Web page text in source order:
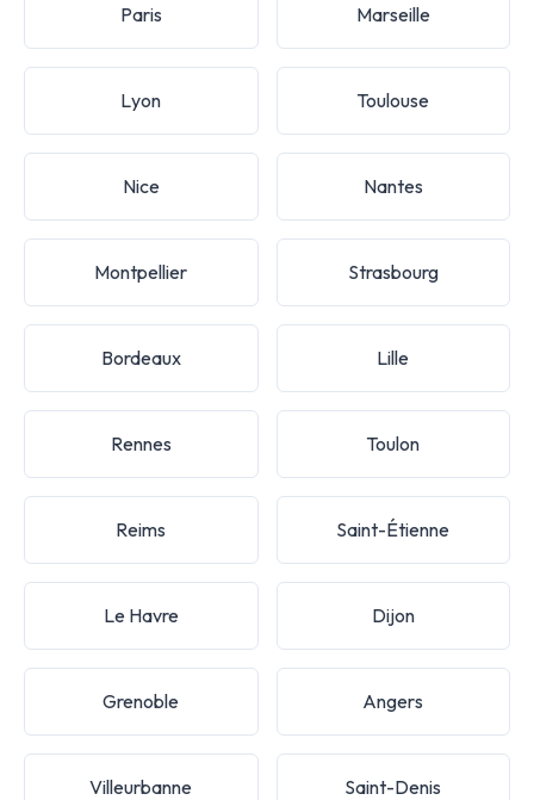
Paris Marseille
Lyon Toulouse
Nice Nantes
Montpellier Strasbourg
Bordeaux Lille
Rennes Toulon
Reims Saint-Étienne
Le Havre Dijon
Grenoble Angers
Villeurbanne Saint-Denis